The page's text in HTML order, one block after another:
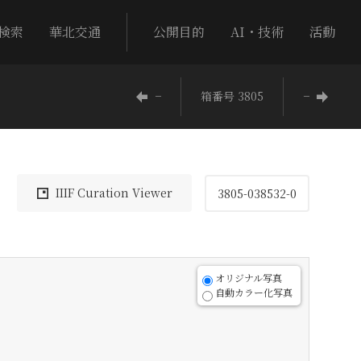
索 華北交通 公開目的 AI・技術 活動
− 箱番号 3805 −
IIIF Curation Viewer 3805-038532-0
オリジナル写真
自動カラー化写真